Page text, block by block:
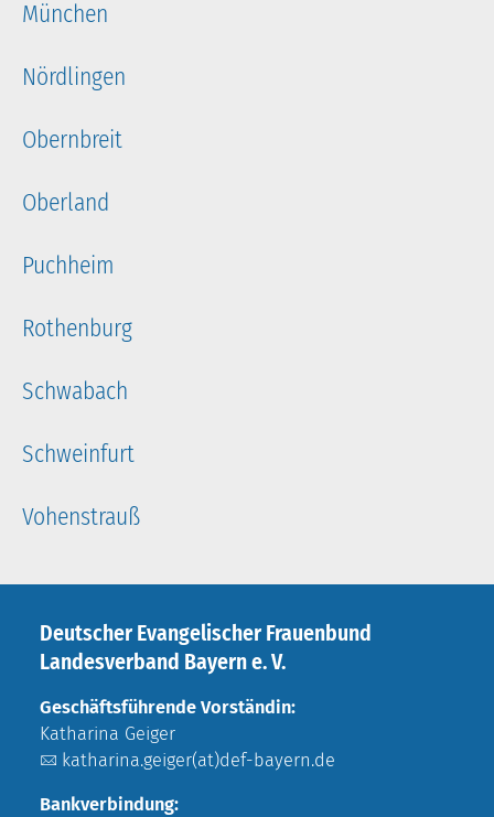
München
Nördlingen
Obernbreit
Oberland
Puchheim
Rothenburg
Schwabach
Schweinfurt
Vohenstrauß
Deutscher Evangelischer Frauenbund
Landesverband Bayern e. V.
Geschäftsführende Vorständin:
Katharina Geiger
katharina.geiger(at)def-bayern.de
Bankverbindung: